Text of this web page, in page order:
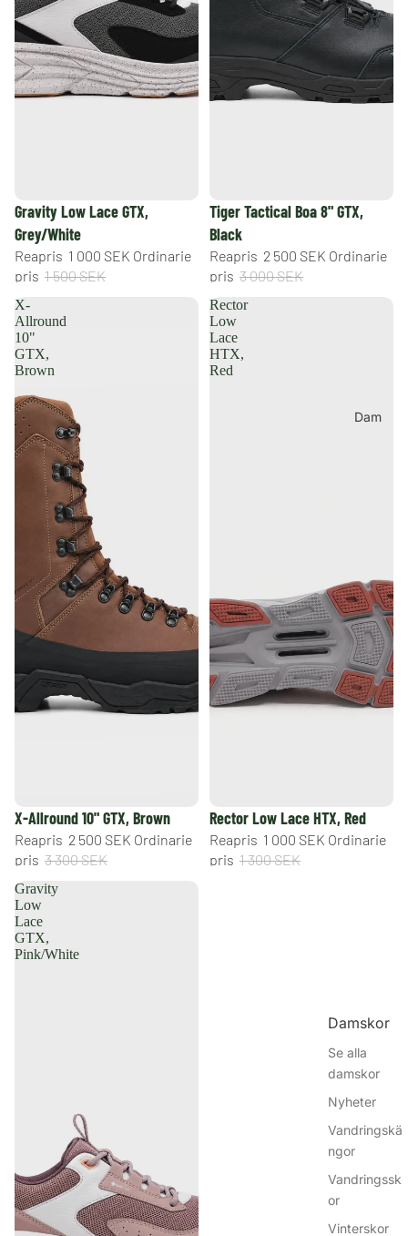
Handla
teknologi
Vattentäta
skor &
kängor med
passform
Dam
Damskor
Se alla
damskor
Nyheter
Vandringskä
ngor
Vandringssk
or
Vinterskor
REA
Gravity Low Lace GTX,
Grey/White
Reapris 1 000 SEK Ordinarie
pris 1 500 SEK
REA
Tiger Tactical Boa 8" GTX,
Black
Reapris 2 500 SEK Ordinarie
pris 3 000 SEK
X-
Allround
10"
GTX,
Brown
REA
X-Allround 10" GTX, Brown
Reapris 2 500 SEK Ordinarie
pris 3 300 SEK
Rector
Low
Lace
HTX,
Red
REA
Rector Low Lace HTX, Red
Reapris 1 000 SEK Ordinarie
pris 1 300 SEK
Gravity
Low
Lace
GTX,
Pink/White